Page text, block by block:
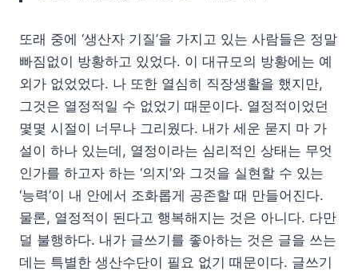
또래 중에 ‘생산자 기질’을 가지고 있는 사람들은 정말
빠짐없이 방황하고 있었다. 이 대규모의 방황에는 예
외가 없었었다. 나 또한 열심히 직장생활을 했지만,
그것은 열정적일 수 없었기 때문이다. 열정적이었던
몇몇 시절이 너무나 그리웠다. 내가 세운 묻지 마 가
설이 하나 있는데, 열정이라는 심리적인 상태는 무엇
인가를 하고자 하는 ‘의지’와 그것을 실현할 수 있는
‘능력’이 내 안에서 조화롭게 공존할 때 만들어진다.
물론, 열정적이 된다고 행복해지는 것은 아니다. 다만
덜 불행하다. 내가 글쓰기를 좋아하는 것은 글을 쓰는
데는 특별한 생산수단이 필요 없기 때문이다. 글쓰기